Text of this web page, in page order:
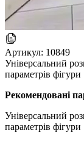
Артикул: 10849
Універсальний
параметрів фігури
Рекомендовані
Універсальний
параметрів фігури